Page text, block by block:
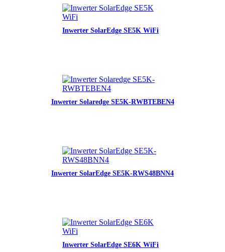
Inwerter SolarEdge SE5K WiFi
Inwerter Solaredge SE5K-RWBTEBEN4
Inwerter SolarEdge SE5K-RWS48BNN4
Inwerter SolarEdge SE6K WiFi